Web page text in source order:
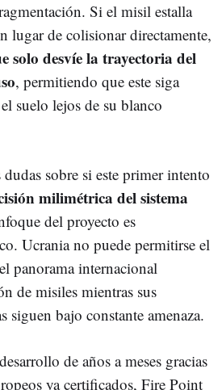
Si el misil estalla
lugar de colisionar directamente,
solo desvíe la trayectoria del
, permitiendo que este siga
suelo lejos de su blanco
sobre si este primer intento
milimétrica del sistema
del proyecto es
Ucrania no puede permitirse el
panorama internacional
de misiles mientras sus
siguen bajo constante amenaza.
de años a meses gracias
ya certificados, Fire Point